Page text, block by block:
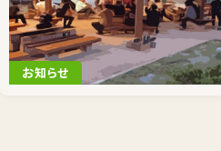
お知らせ